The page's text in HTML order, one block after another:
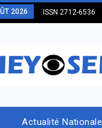
2026 ISSN 2712-6536
Actualité Nationale